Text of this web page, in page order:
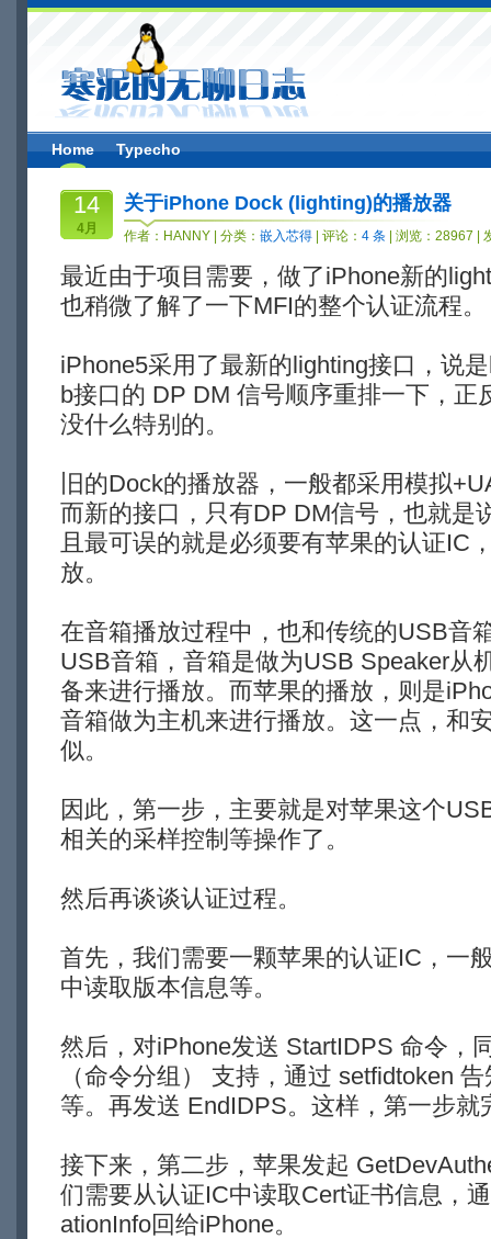
Home Typecho
14
4月
关于iPhone Dock (lighting)的播放器
作者： HANNY | 分类： 嵌入芯得 | 评论： 4 条 | 浏览：28967 |
最近由于项目需要，做了iPhone新的
也稍微了解了一下MFI的整个认证流程。
iPhone5采用了最新的lighting接口，说
b接口的 DP DM 信号顺序重排一下，正
没什么特别的。
旧的Dock的播放器，一般都采用模拟
而新的接口，只有DP DM信号，也就是
且最可误的就是必须要有苹果的认证IC
放。
在音箱播放过程中，也和传统的USB音
USB音箱，音箱是做为USB Speaker从
备来进行播放。而苹果的播放，则是
音箱做为主机来进行播放。这一点，和
似。
因此，第一步，主要就是对苹果这个
相关的采样控制等操作了。
然后再谈谈认证过程。
首先，我们需要一颗苹果的认证IC，一
中读取版本信息等。
然后，对iPhone发送 StartIDPS 命令，
（命令分组） 支持，通过 setfidtoken
等。再发送 EndIDPS。这样，第一步就
接下来，第二步，苹果发起
们需要从认证IC中读取Cert证书信息，
ationInfo回给iPhone。